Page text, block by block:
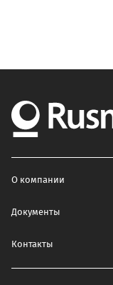
О компании
Документы
Контакты